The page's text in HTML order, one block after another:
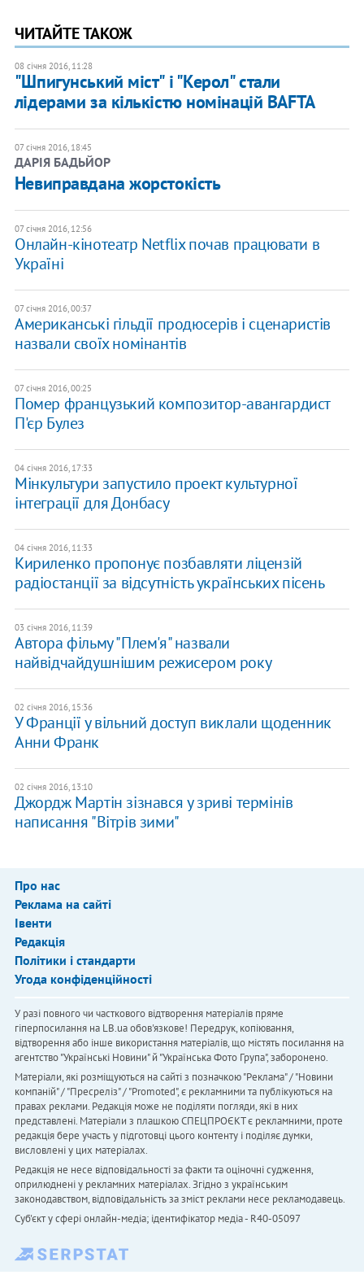
ЧИТАЙТЕ ТАКОЖ
08 січня 2016, 11:28
"Шпигунський міст" і "Керол" стали
лідерами за кількістю номінацій BAFTA
07 січня 2016, 18:45
ДАРІЯ БАДЬЙОР
Невиправдана жорстокість
07 січня 2016, 12:56
Онлайн-кінотеатр Netflix почав працювати в
Україні
07 січня 2016, 00:37
Американські гільдії продюсерів і сценаристів
назвали своїх номінантів
07 січня 2016, 00:25
Помер французький композитор-авангардист
П'єр Булез
04 січня 2016, 17:33
Мінкультури запустило проект культурної
інтеграції для Донбасу
04 січня 2016, 11:33
Кириленко пропонує позбавляти ліцензій
радіостанції за відсутність українських пісень
03 січня 2016, 11:39
Автора фільму "Плем'я" назвали
найвідчайдушнішим режисером року
02 січня 2016, 15:36
У Франції у вільний доступ виклали щоденник
Анни Франк
02 січня 2016, 13:10
Джордж Мартін зізнався у зриві термінів
написання "Вітрів зими"
Про нас
Реклама на сайті
Івенти
Редакція
Політики і стандарти
Угода конфіденційності
У разі повного чи часткового відтворення матеріалів пряме
гіперпосилання на LB.ua обов'язкове! Передрук, копіювання,
відтворення або інше використання матеріалів, що містять посилання на
агентство "Українськi Новини" й "Українська Фото Група", заборонено.
Матеріали, які розміщуються на сайті з позначкою "Реклама" / "Новини
компаній" / "Пресреліз" / "Promoted", є рекламними та публікуються на
правах реклами. Редакція може не поділяти погляди, які в них
представлені. Матеріали з плашкою СПЕЦПРОЄКТ є рекламними, проте
редакція бере участь у підготовці цього контенту і поділяє думки,
висловлені у цих матеріалах.
Редакція не несе відповідальності за факти та оціночні судження,
оприлюднені у рекламних матеріалах. Згідно з українським
законодавством, відповідальність за зміст реклами несе рекламодавець.
Cуб'єкт у сфері онлайн-медіа; ідентифікатор медіа - R40-05097